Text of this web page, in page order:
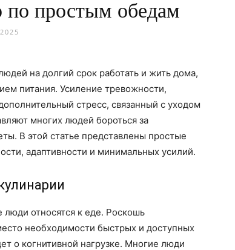
по простым обедам
на долгий срок работать и жить дома,
питания. Усиление тревожности,
стресс, связанный с уходом
многих людей бороться за
В этой статье представлены простые
адаптивности и минимальных усилий.
относятся к еде. Роскошь
необходимости быстрых и доступных
о когнитивной нагрузке. Многие люди